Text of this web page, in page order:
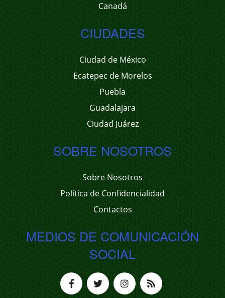
Canadá
CIUDADES
Ciudad de México
Ecatepec de Morelos
Puebla
Guadalajara
Ciudad Juárez
SOBRE NOSOTROS
Sobre Nosotros
Política de Confidencialidad
Contactos
MEDIOS DE COMUNICACIÓN
SOCIAL